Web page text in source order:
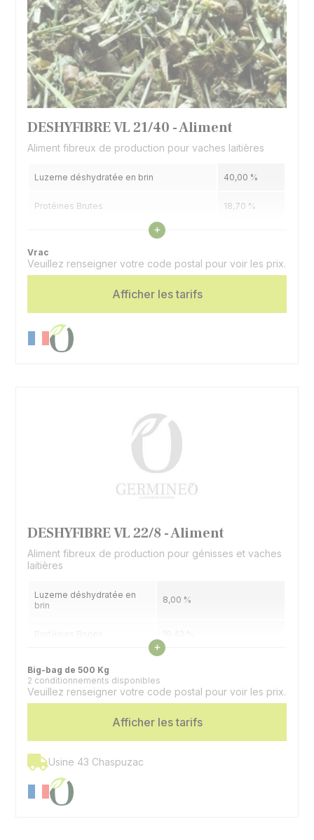
DESHYFIBRE VL 21/40 - Aliment
Aliment fibreux de production pour vaches laitières
Luzerne déshydratée en brin 40,00 %
Protéines Brutes 18,70 %
Cellulose Brute 14,18 %
Voir les caractéristiques
+
Vrac
Veuillez renseigner votre code postal pour voir les prix.
Afficher les tarifs
DESHYFIBRE VL 22/8 - Aliment
Aliment fibreux de production pour génisses et vaches
laitières
Luzerne déshydratée en
brin
8,00 %
Cellulose Brute 13,56 %
Oligo-éléments et
Espèces
Voir les caractéristiques
+
Big-bag de 500 Kg
2 conditionnements disponibles
Veuillez renseigner votre code postal pour voir les prix.
Afficher les tarifs
Usine 43 Chaspuzac